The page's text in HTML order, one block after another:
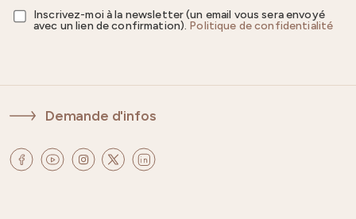
Inscrivez-moi à la newsletter (un email vous sera envoyé
avec un lien de confirmation). Politique de confidentialité
Demande d'infos